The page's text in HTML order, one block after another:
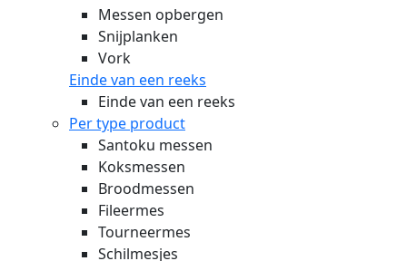
Messen opbergen
Snijplanken
Vork
Einde van een reeks
Einde van een reeks
Per type product
Santoku messen
Koksmessen
Broodmessen
Fileermes
Tourneermes
Schilmesjes